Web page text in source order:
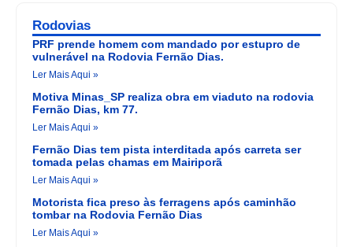
Rodovias
PRF prende homem com mandado por estupro de
vulnerável na Rodovia Fernão Dias.
Ler Mais Aqui »
Motiva Minas_SP realiza obra em viaduto na rodovia
Fernão Dias, km 77.
Ler Mais Aqui »
Fernão Dias tem pista interditada após carreta ser
tomada pelas chamas em Mairiporã
Ler Mais Aqui »
Motorista fica preso às ferragens após caminhão
tombar na Rodovia Fernão Dias
Ler Mais Aqui »